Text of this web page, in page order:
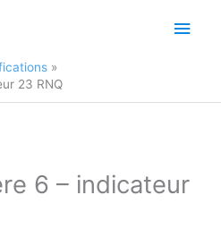
23 RNQ
6 – indicateur